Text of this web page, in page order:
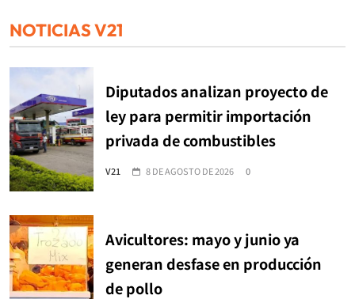
NOTICIAS V21
Diputados analizan proyecto de
ley para permitir importación
privada de combustibles
V21 8 DE AGOSTO DE 2026 0
Avicultores: mayo y junio ya
generan desfase en producción
de pollo